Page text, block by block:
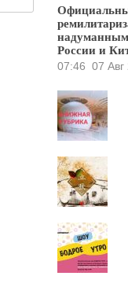
России и
07:46 07 Авг